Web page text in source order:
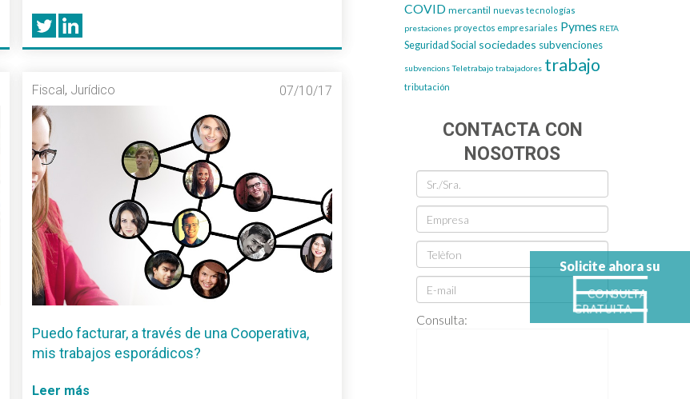
Solicite ahora su
CONSULTA
GRATUITA
Fiscal, Jurídico 07/10/17
Puedo facturar, a través de una Cooperativa,
mis trabajos esporádicos?
Leer más
COVID mercantil nuevas tecnologías
prestaciones proyectos empresariales Pymes RETA
Seguridad Social sociedades subvenciones
subvencions Teletrabajo trabajadores trabajo
tributación
CONTACTA CON
NOSOTROS
Consulta: